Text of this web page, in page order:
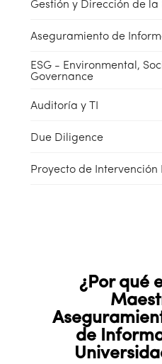
Gestión y Dirección de la
Aseguramiento de
ESG - Environmental,
Governance
Auditoría y TI
Due Diligence
Proyecto de Intervención
¿Por qué
de